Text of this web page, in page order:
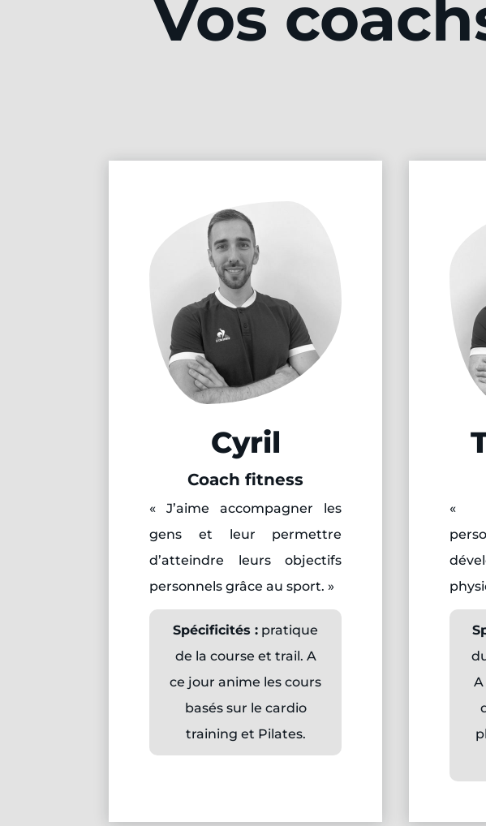
Vos
Cyril
Coach fitness
« J’aime accompagner les
gens et leur permettre
d’atteindre leurs objectifs
personnels grâce au sport. »
Spécificités : pratique
de la course et trail. A
ce jour anime les cours
basés sur le cardio
training et Pilates.
«
A